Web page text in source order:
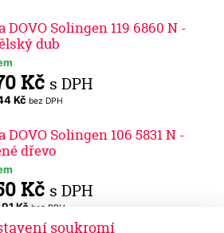
soukromí
DOVO Solingen 119 6860 N -
dub
Kč s DPH
Kč bez DPH
DOVO Solingen 106 5831 N -
dřevo
Kč s DPH
Kč bez DPH